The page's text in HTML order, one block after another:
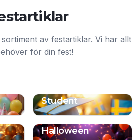
av festartiklar. Vi har allt
för din fest!
Student
Halloween